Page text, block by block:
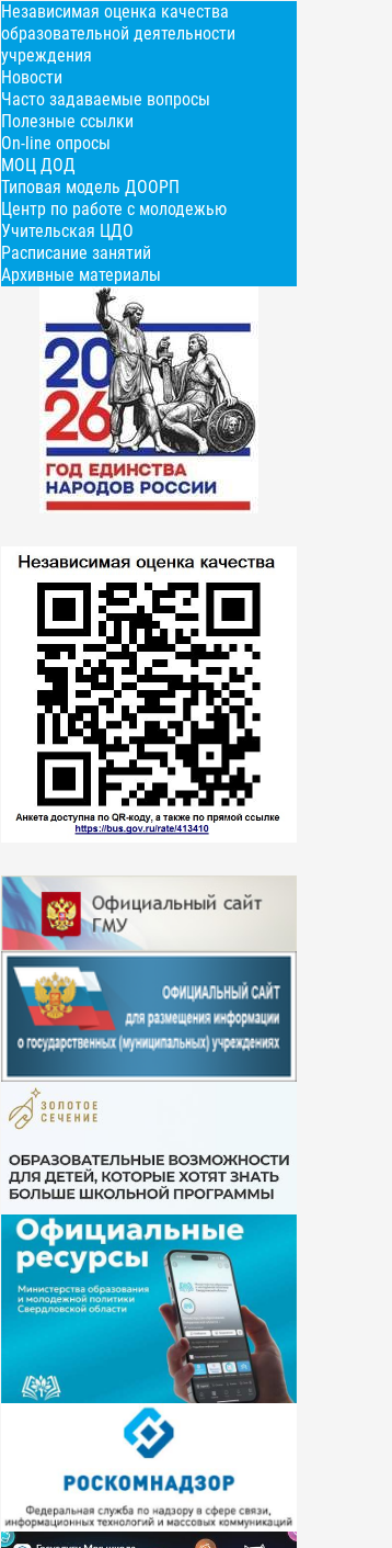
Независимая оценка качества
образовательной деятельности
учреждения
Новости
Часто задаваемые вопросы
Полезные ссылки
On-line опросы
МОЦ ДОД
Типовая модель ДООРП
Центр по работе с молодежью
Учительская ЦДО
Расписание занятий
Архивные материалы